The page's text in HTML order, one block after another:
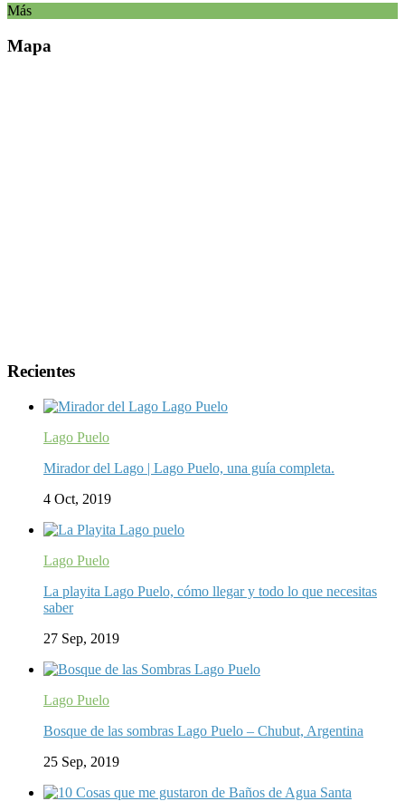
Más
Mapa
Recientes
Lago Puelo
Mirador del Lago | Lago Puelo, una guía completa.
4 Oct, 2019
Lago Puelo
La playita Lago Puelo, cómo llegar y todo lo que necesitas
saber
27 Sep, 2019
Lago Puelo
Bosque de las sombras Lago Puelo – Chubut, Argentina
25 Sep, 2019